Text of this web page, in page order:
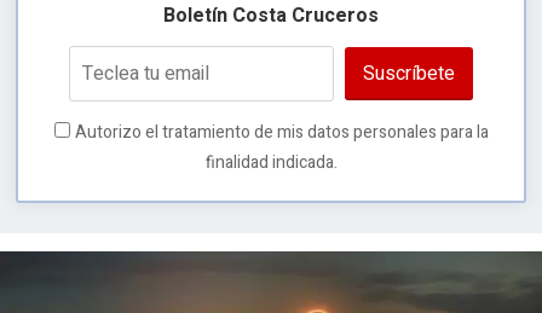
Boletín Costa Cruceros
Suscríbete
Autorizo el tratamiento de mis datos personales para la
finalidad indicada.